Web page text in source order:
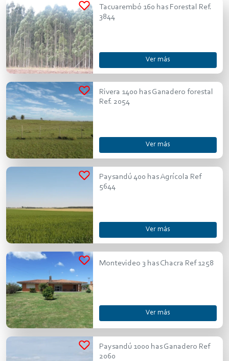
Tacuarembó 160 has Forestal Ref.
3844
Ver más
Rivera 1400 has Ganadero forestal
Ref. 2054
Ver más
Paysandú 400 has Agrícola Ref
5644
Ver más
Montevideo 3 has Chacra Ref 1258
Ver más
Paysandú 1000 has Ganadero Ref
2060